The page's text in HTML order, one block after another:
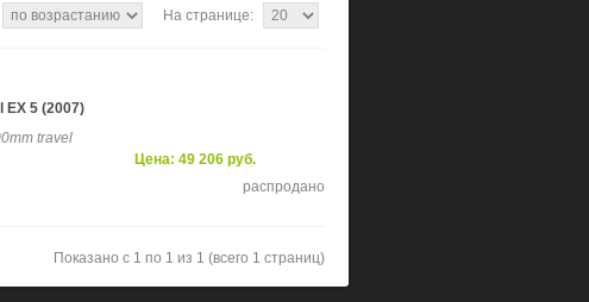
На странице:
5 (2007)
travel
Цена: 49 206 руб.
распродано
Показано с 1 по 1 из 1 (всего 1 страниц)